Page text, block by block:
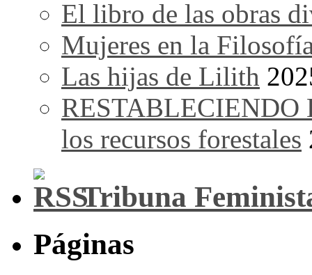
El libro de las obras
Mujeres en la
Las hijas de Lilith
RESTABLECIENDO
los recursos forestales
Tribuna
Páginas